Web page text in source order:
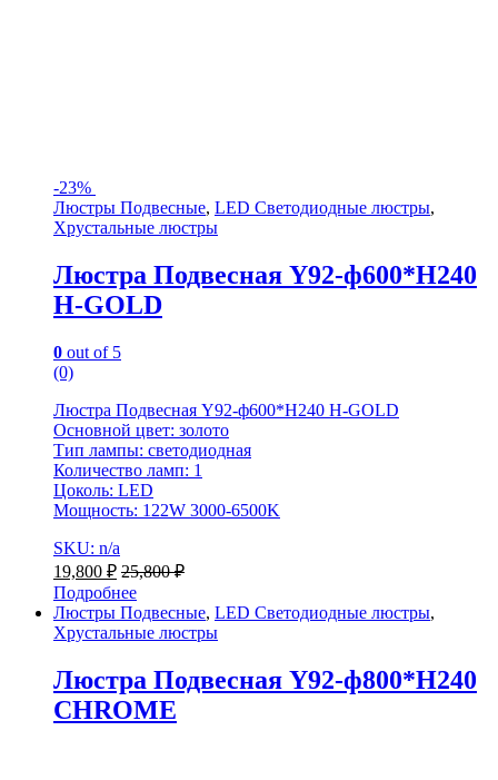
-23%
Люстры Подвесные, LED Светодиодные люстры,
Хрустальные люстры
Люстра Подвесная Y92-ф600*H240
H-GOLD
0 out of 5
(0)
Люстра Подвесная Y92-ф600*H240 H-GOLD
Основной цвет: золото
Тип лампы: светодиодная
Количество ламп: 1
Цоколь: LED
Мощность: 122W 3000-6500K
SKU: n/a
19,800 ₽ 25,800₽
Подробнее
Люстры Подвесные, LED Светодиодные люстры,
Хрустальные люстры
Люстра Подвесная Y92-ф800*H240
CHROME